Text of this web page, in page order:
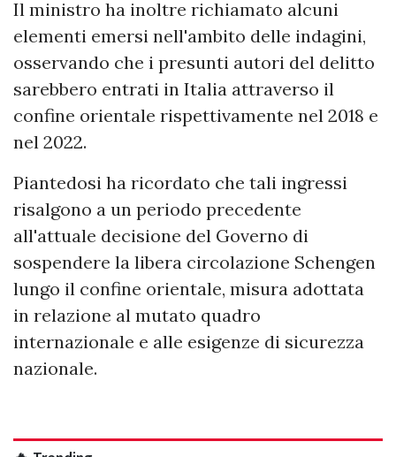
Il ministro ha inoltre richiamato alcuni
elementi emersi nell'ambito delle indagini,
osservando che i presunti autori del delitto
sarebbero entrati in Italia attraverso il
confine orientale rispettivamente nel 2018 e
nel 2022.
Piantedosi ha ricordato che tali ingressi
risalgono a un periodo precedente
all'attuale decisione del Governo di
sospendere la libera circolazione Schengen
lungo il confine orientale, misura adottata
in relazione al mutato quadro
internazionale e alle esigenze di sicurezza
nazionale.